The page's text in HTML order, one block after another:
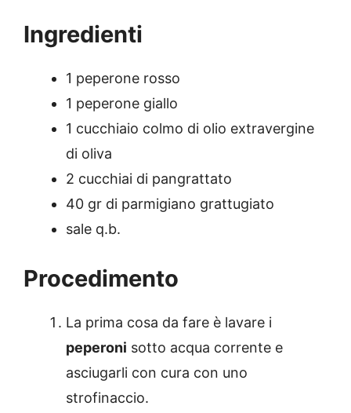
Ingredienti
1 peperone rosso
1 peperone giallo
1 cucchiaio colmo di olio extravergine
di oliva
2 cucchiai di pangrattato
40 gr di parmigiano grattugiato
sale q.b.
Procedimento
La prima cosa da fare è lavare i
peperoni sotto acqua corrente e
asciugarli con cura con uno
strofinaccio.